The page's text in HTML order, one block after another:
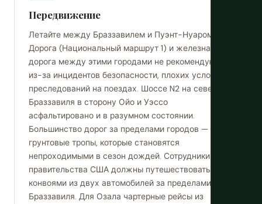
Передвижение
Летайте между Браззавилем и Пуэнт-Нуаром.
Дорога (Национальный маршрут 1) и железная
дорога между этими городами не рекомендуются
из-за инцидентов безопасности, плохих условий и
преследований на поездах. Шоссе N2 на север от
Браззавиля в сторону Ойо и Уэссо
асфальтировано и в разумном состоянии.
Большинство дорог за пределами городов —
грунтовые тропы, которые становятся
непроходимыми в сезон дождей. Сотрудники
правительства США должны путешествовать
конвоями из двух автомобилей за пределами
Браззавиля. Для Озала чартерные рейсы из